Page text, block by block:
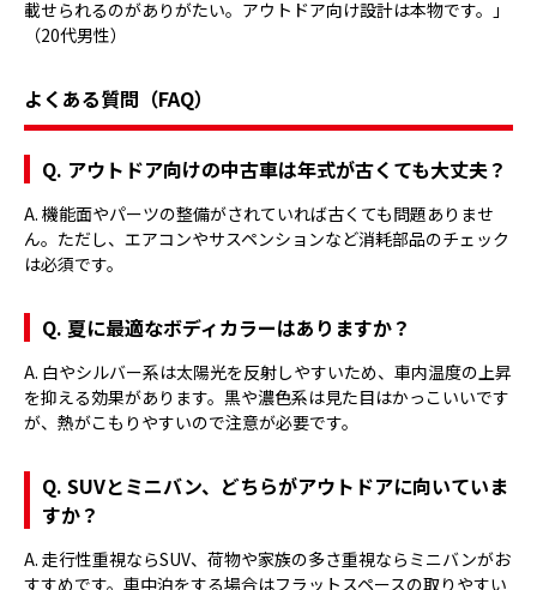
載せられるのがありがたい。アウトドア向け設計は本物です。」
（20代男性）
よくある質問（FAQ）
Q. アウトドア向けの中古車は年式が古くても大丈夫？
A. 機能面やパーツの整備がされていれば古くても問題ありませ
ん。ただし、エアコンやサスペンションなど消耗部品のチェック
は必須です。
Q. 夏に最適なボディカラーはありますか？
A. 白やシルバー系は太陽光を反射しやすいため、車内温度の上昇
を抑える効果があります。黒や濃色系は見た目はかっこいいです
が、熱がこもりやすいので注意が必要です。
Q. SUVとミニバン、どちらがアウトドアに向いていま
すか？
A. 走行性重視ならSUV、荷物や家族の多さ重視ならミニバンがお
すすめです。車中泊をする場合はフラットスペースの取りやすい